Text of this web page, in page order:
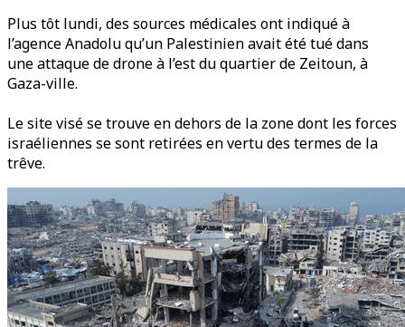
Plus tôt lundi, des sources médicales ont indiqué à
l’agence Anadolu qu’un Palestinien avait été tué dans
une attaque de drone à l’est du quartier de Zeitoun, à
Gaza-ville.
Le site visé se trouve en dehors de la zone dont les forces
israéliennes se sont retirées en vertu des termes de la
trêve.